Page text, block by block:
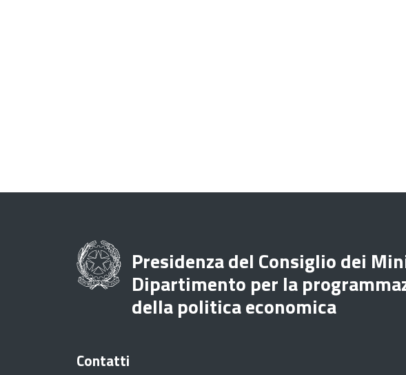
Presidenza del Consiglio dei
Dipartimento per la
della politica economica
Contatti